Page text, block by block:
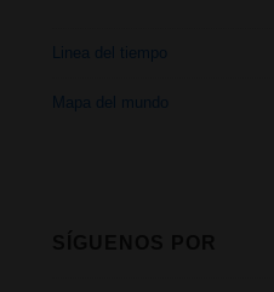
Linea del tiempo
Mapa del mundo